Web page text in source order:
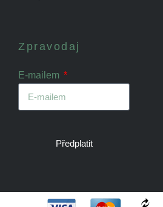
Zpravodaj
E-mailem
Předplatit